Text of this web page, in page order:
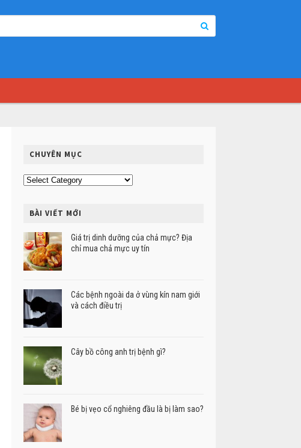
CHUYÊN MỤC
Chuyên
BÀI VIẾT MỚI
Giá trị dinh dưỡng của chả mực? Địa
chỉ mua chả mực uy tín
Các bệnh ngoài da ở vùng kín nam giới
và cách điều trị
Cây bồ công anh trị bệnh gì?
Bé bị vẹo cổ nghiêng đầu là bị làm sao?